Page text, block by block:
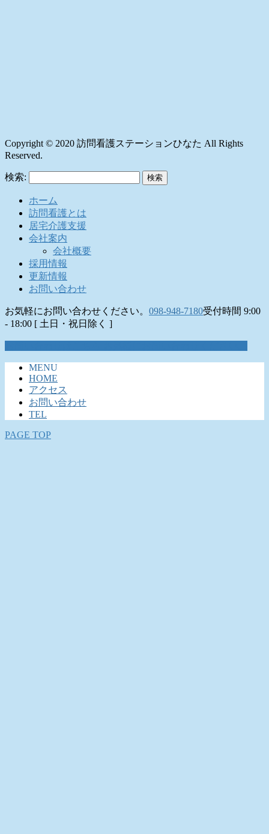
Copyright © 2020 訪問看護ステーションひなた All Rights
Reserved.
検索:
ホーム
訪問看護とは
居宅介護支援
会社案内
会社概要
採用情報
更新情報
お問い合わせ
お気軽にお問い合わせください。 098-948-7180受付時間 9:00
- 18:00 [ 土日・祝日除く ]
MENU
HOME
アクセス
お問い合わせ
TEL
PAGE TOP